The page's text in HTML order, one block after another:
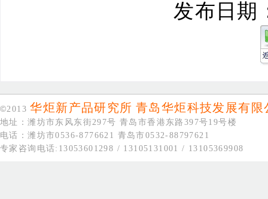
发布日期
©2013华炬新产品研究所 青岛华炬科技发展有限
地址：潍坊市东风东街297号 青岛市香港东路397号19号楼
电话：潍坊市0536-8776621 青岛市0532-88797621
专家咨询电话:13053601298 / 13105131001 / 13105369908